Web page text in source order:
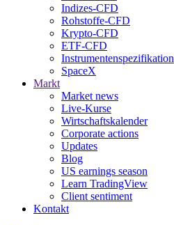
Indizes-CFD
Rohstoffe-CFD
Krypto-CFD
ETF-CFD
Instrumentenspezifikation
SpaceX
Markt
Market news
Live-Kurse
Wirtschaftskalender
Corporate actions
Updates
Blog
US earnings season
Learn TradingView
Client sentiment
Kontakt